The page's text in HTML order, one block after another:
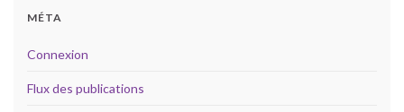
MÉTA
Connexion
Flux des publications